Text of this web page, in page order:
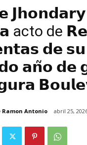
acto de
𝗱𝗲 𝘀𝘂
𝗮𝗻͂𝗼 𝗱𝗲
Ramon Antonio abril 25,